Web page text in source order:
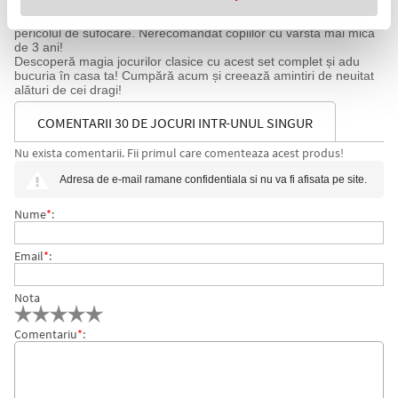
ambalajele produselor la îndemâna copiilor. Produsul poate
conține piese mici care se pot înghiți sau inhala, existând
pericolul de sufocare. Nerecomandat copiilor cu vârsta mai mică
de 3 ani!
Descoperă magia jocurilor clasice cu acest set complet și adu
bucuria în casa ta! Cumpără acum și creează amintiri de neuitat
alături de cei dragi!
COMENTARII 30 DE JOCURI INTR-UNUL SINGUR
Nu exista comentarii. Fii primul care comenteaza acest produs!
Adresa de e-mail ramane confidentiala si nu va fi afisata pe site.
Nume*:
Email*:
Nota
Comentariu*: